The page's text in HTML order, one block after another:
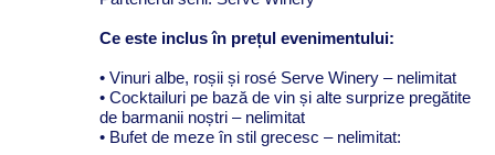
Ce este inclus în prețul evenimentului:
• Vinuri albe, roșii și rosé Serve Winery – nelimitat
• Cocktailuri pe bază de vin și alte surprize pregătite
de barmanii noștri – nelimitat
• Bufet de meze în stil grecesc – nelimitat: